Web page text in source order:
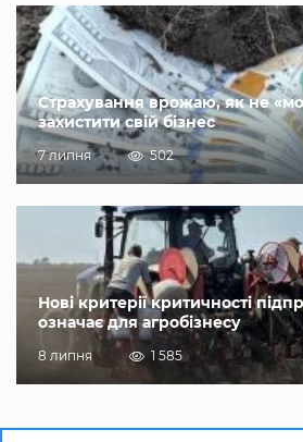
Страхування врожаю, як не
захистити свій бізнес
7 липня 502
Нові критерії критичності
означає для агробізнесу
8 липня 1 585